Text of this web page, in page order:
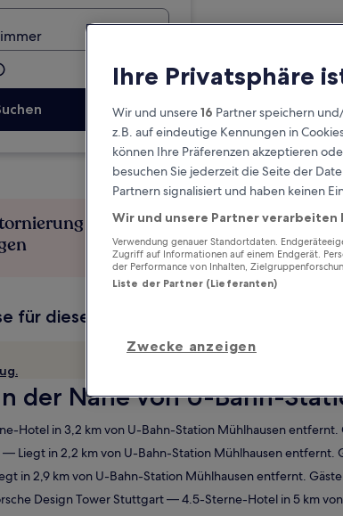
bei
Verdiene
für diese Daten
Morgen
der Nähe von U-Bahn-
Hotel in 3,2 km von U-Bahn-Station Mühlhausen
— Liegt in 2,2 km von U-Bahn-Station Mühlhausen
in 2,9 km von U-Bahn-Station Mühlhausen entfernt.
Design Tower Stuttgart— 4.5-Sterne-Hotel in 5 km
Ihre Privatsphäre
Wir und unsere16 Partner speichern
z.B. auf eindeutige Kennungen in
können Ihre Präferenzen akzeptieren
besuchen Sie jederzeit die Seite der
Partnern signalisiert und haben keinen
Wir und unsere Partner
Verwendung genauer Standortdaten.
Zugriff auf Informationen auf einem Endgerät.
der Performance von Inhalten,
Liste der Partner (Lieferanten)
Zwecke anzeigen